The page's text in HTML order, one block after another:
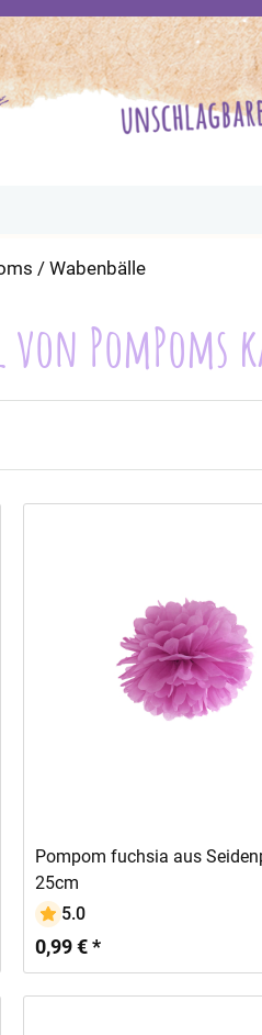
/ Wabenbälle
PomPoms
Pompom fuchsia aus
25cm
5.0
0,99 € *